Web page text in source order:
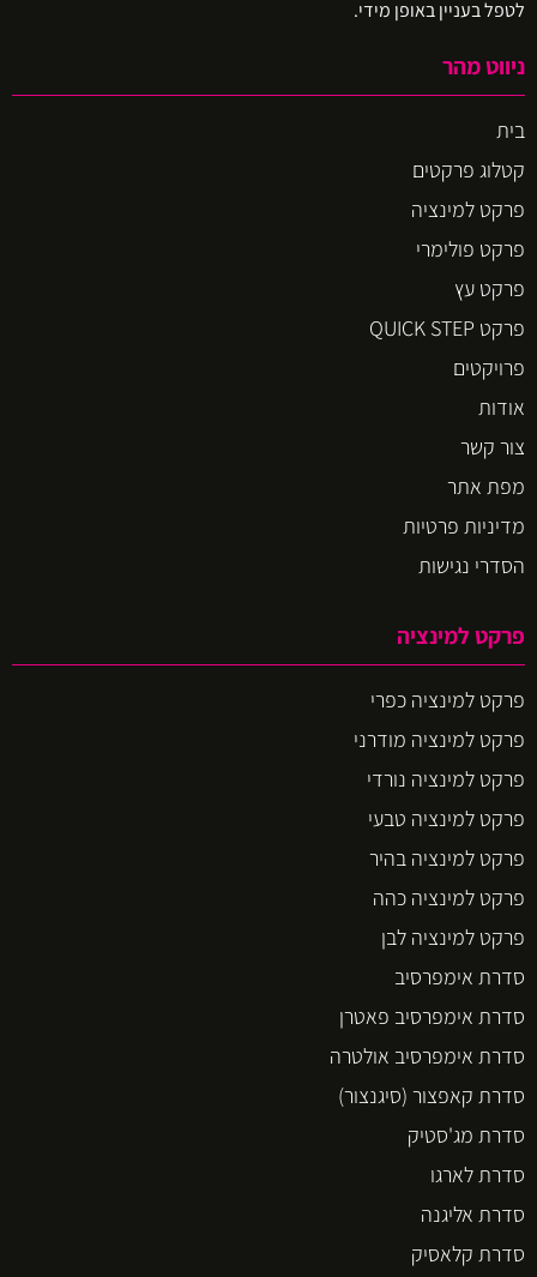
לטפל בעניין באופן מידי.
ניווט מהר
בית
קטלוג פרקטים
פרקט למינציה
פרקט פולימרי
פרקט עץ
פרקט QUICK STEP
פרויקטים
אודות
צור קשר
מפת אתר
מדיניות פרטיות
הסדרי נגישות
פרקט למינציה
פרקט למינציה כפרי
פרקט למינציה מודרני
פרקט למינציה נורדי
פרקט למינציה טבעי
פרקט למינציה בהיר
פרקט למינציה כהה
פרקט למינציה לבן
סדרת אימפרסיב
סדרת אימפרסיב פאטרן
סדרת אימפרסיב אולטרה
סדרת קאפצור (סיגנצור)
סדרת מג'סטיק
סדרת לארגו
סדרת אליגנה
סדרת קלאסיק